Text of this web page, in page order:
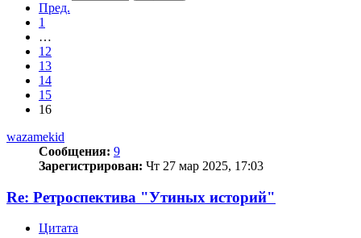
Пред.
1
…
12
13
14
15
16
wazamekid
Сообщения: 9
Зарегистрирован: Чт 27 мар 2025, 17:03
Re: Ретроспектива "Утиных историй"
Цитата